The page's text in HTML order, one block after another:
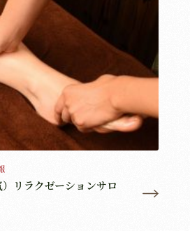
リラクゼーションサロ